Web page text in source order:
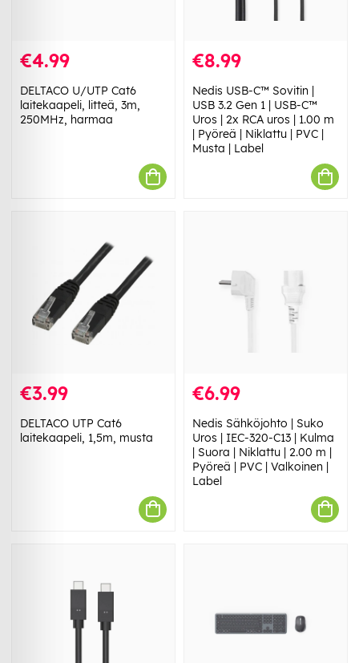
€4.99
DELTACO U/UTP Cat6
laitekaapeli, litteä, 3m,
250MHz, harmaa
€8.99
Nedis USB-C™ Sovitin |
USB 3.2 Gen 1 | USB-C™
Uros | 2x RCA uros | 1.00 m
| Pyöreä | Niklattu | PVC |
Musta | Label
€3.99
DELTACO UTP Cat6
laitekaapeli, 1,5m, musta
€6.99
Nedis Sähköjohto | Suko
Uros | IEC-320-C13 | Kulma
| Suora | Niklattu | 2.00 m |
Pyöreä | PVC | Valkoinen |
Label